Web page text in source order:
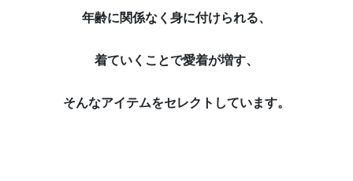
年齢に関係なく身に付けられる、
着ていくことで愛着が増す、
そんなアイテムをセレクトしています。